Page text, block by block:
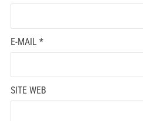
E-MAIL *
SITE WEB